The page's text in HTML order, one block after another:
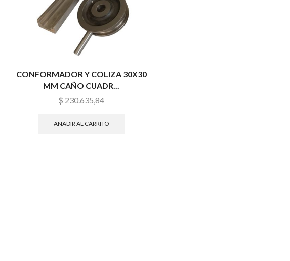
CONFORMADOR Y COLIZA 30X30
MM CAÑO CUADR...
$ 230.635,84
AÑADIR AL CARRITO